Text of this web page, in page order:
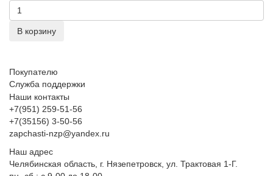
В корзину
Покупателю
Служба поддержки
Наши контакты
+7(951) 259-51-56
+7(35156) 3-50-56
zapchasti-nzp@yandex.ru
Наш адрес
Челябинская область, г. Нязепетровск, ул. Трактовая 1-Г.